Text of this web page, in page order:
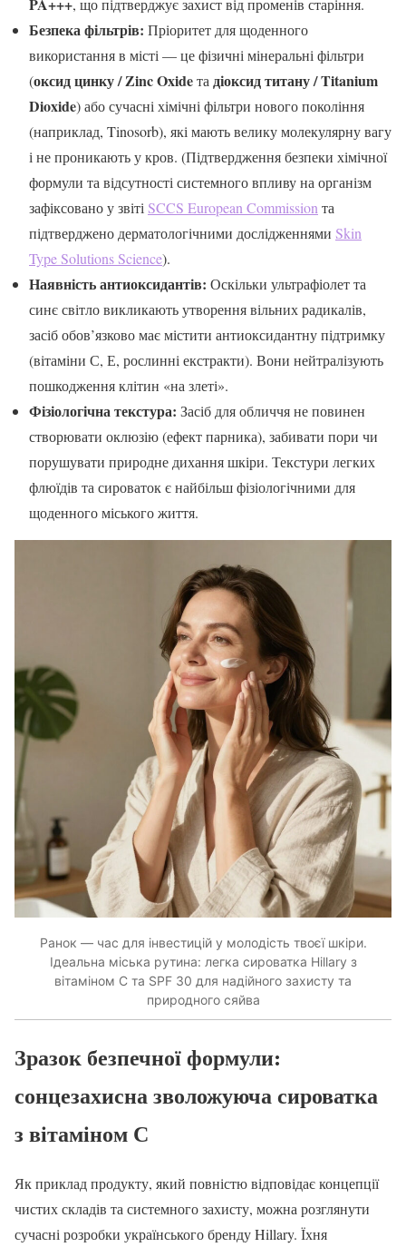
, що підтверджує захист від променів старіння.
Безпека фільтрів: Пріоритет для щоденного
використання в місті — це фізичні мінеральні фільтри
(оксид цинку / Zinc Oxideта діоксид титану / Titanium
Dioxide) або сучасні хімічні фільтри нового покоління
(наприклад, Tinosorb), які мають велику молекулярну вагу
і не проникають у кров. (Підтвердження безпеки хімічної
формули та відсутності системного впливу на організм
зафіксовано у звіті SCCS European Commission та
підтверджено дерматологічними дослідженнями Skin
Type Solutions Science).
Наявність антиоксидантів: Оскільки ультрафіолет та
синє світло викликають утворення вільних радикалів,
засіб обов’язково має містити антиоксидантну підтримку
(вітаміни С, Е, рослинні екстракти). Вони нейтралізують
пошкодження клітин «на злеті».
Фізіологічна текстура: Засіб для обличчя не повинен
створювати оклюзію (ефект парника), забивати пори чи
порушувати природне дихання шкіри. Текстури легких
флюїдів та сироваток є найбільш фізіологічними для
щоденного міського життя.
Ранок — час для інвестицій у молодість твоєї шкіри.
Ідеальна міська рутина: легка сироватка Hillary з
вітаміном С та SPF 30 для надійного захисту та
природного сяйва
Зразок безпечної формули:
сонцезахисна зволожуюча сироватка
з вітаміном С
Як приклад продукту, який повністю відповідає концепції
чистих складів та системного захисту, можна розглянути
сучасні розробки українського бренду Hillary. Їхня